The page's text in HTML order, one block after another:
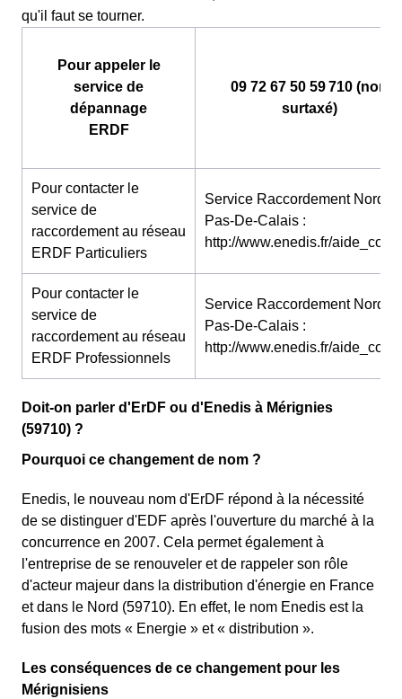
qu'il faut se tourner.
Pour appeler le
service de
dépannage
ERDF
09 72 67 50 59 710 (non
surtaxé)
Pour contacter le
service de
raccordement au réseau
ERDF Particuliers
Service Raccordement Nord-
Pas-De-Calais :
http://www.enedis.fr/
Pour contacter le
service de
raccordement au réseau
ERDF Professionnels
Service Raccordement Nord-
Pas-De-Calais :
http://www.enedis.fr/
Doit-on parler d'ErDF ou d'Enedis à Mérignies
(59710) ?
Pourquoi ce changement de nom ?
Enedis, le nouveau nom d'ErDF répond à la nécessité
de se distinguer d'EDF après l'ouverture du marché à la
concurrence en 2007. Cela permet également à
l'entreprise de se renouveler et de rappeler son rôle
d'acteur majeur dans la distribution d'énergie en France
et dans le Nord (59710). En effet, le nom Enedis est la
fusion des mots « Energie » et « distribution ».
Les conséquences de ce changement pour les
Mérignisiens